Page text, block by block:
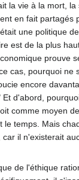
vie à la mort,
en fait
une politique
est de la plus
prouve
cas, pourquoi
encore
d'abord,
comme moyen
temps. Mais
il n'existerait
de l'éthique